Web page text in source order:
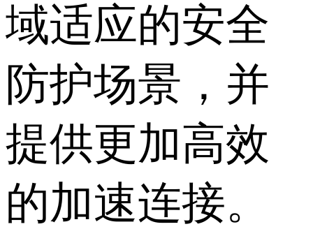
域适应的安全
防护场景，并
提供更加高效
的加速连接。